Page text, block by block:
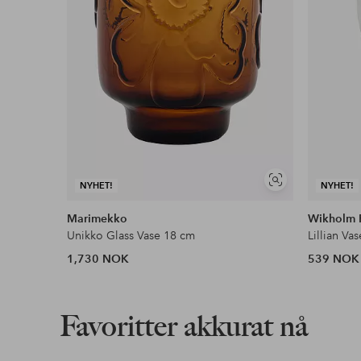
NYHET!
Vis
Marimekko
Unikko Glass Vase 18 cm
1,730 NOK
NYHET!
Wikholm
Lillian
539 NOK
Favoritter akkurat nå